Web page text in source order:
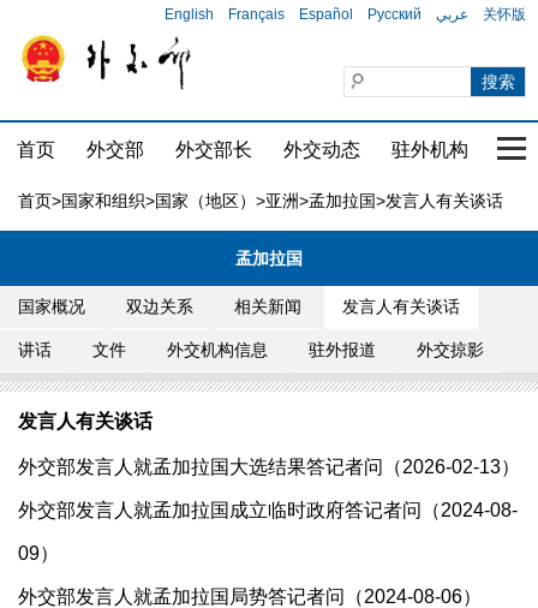
English Français Español Русский عربي 关怀版
首页 外交部 外交部长 外交动态 驻外机构 国
首页>国家和组织>国家（地区） >亚洲>孟加拉国>发言人有关谈话
孟加拉国
国家概况 双边关系 相关新闻 发言人有关谈话
讲话 文件 外交机构信息 驻外报道 外交掠影
发言人有关谈话
外交部发言人就孟加拉国大选结果答记者问（2026-02-13）
外交部发言人就孟加拉国成立临时政府答记者问（2024-08-
09）
外交部发言人就孟加拉国局势答记者问（2024-08-06）